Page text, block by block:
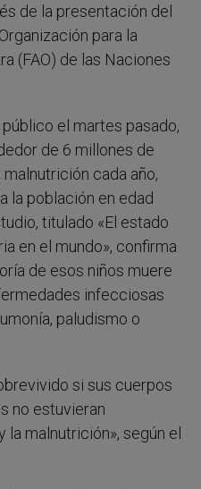
de la presentación del
para la
(FAO) de las Naciones
el martes pasado,
de 6 millones de
cada año,
la población en edad
titulado «El estado
en el mundo», confirma
de esos niños muere
infecciosas
paludismo o
si sus cuerpos
no estuvieran
malnutrición», según el